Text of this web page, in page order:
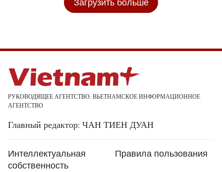
РУКОВОДЯЩЕЕ АГЕНТСТВО: ВЬЕТНАМСКОЕ ИНФОРМАЦИОННОЕ
АГЕНТСТВО
Главный редактор: ЧАН ТИЕН ДУАН
Интеллектуальная
собственность
Правила пользования